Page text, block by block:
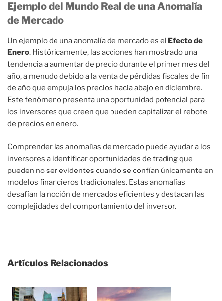
Ejemplo del Mundo Real de una Anomalía
de Mercado
Un ejemplo de una anomalía de mercado es el Efecto de
Enero. Históricamente, las acciones han mostrado una
tendencia a aumentar de precio durante el primer mes del
año, a menudo debido a la venta de pérdidas fiscales de fin
de año que empuja los precios hacia abajo en diciembre.
Este fenómeno presenta una oportunidad potencial para
los inversores que creen que pueden capitalizar el rebote
de precios en enero.
Comprender las anomalías de mercado puede ayudar a los
inversores a identificar oportunidades de trading que
pueden no ser evidentes cuando se confían únicamente en
modelos financieros tradicionales. Estas anomalías
desafían la noción de mercados eficientes y destacan las
complejidades del comportamiento del inversor.
Artículos Relacionados